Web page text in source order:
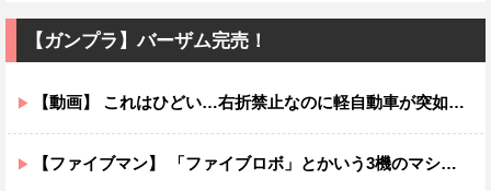
【ガンプラ】バーザム完売！
【動画】 これはひどい…右折禁止なのに軽自動車が突如右折し路面電車と衝突→乗ってた三人組が車を捨て逃走ｗｗｗｗｗｗ
【ファイブマン】 「ファイブロボ」とかいう3機のマシンが合体して完成するロボ